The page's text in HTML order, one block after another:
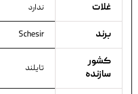
غلات ندارد
برند Schesir
کشور
سازنده
تایلند